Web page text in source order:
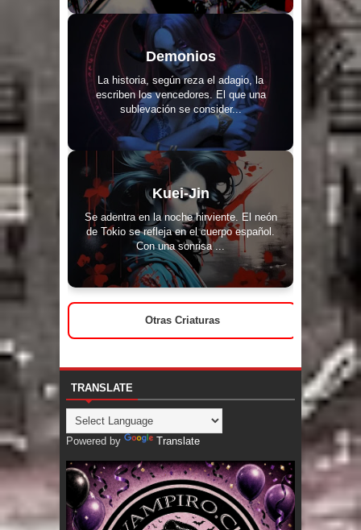
Demonios
La historia, según reza el adagio, la
escriben los vencedores. El que una
sublevación se consider...
Kuei-Jin
Se adentra en la noche hirviente. El neón
de Tokio se refleja en el cuerpo español.
Con una sonrisa ...
Otras Criaturas
TRANSLATE
Powered by Translate